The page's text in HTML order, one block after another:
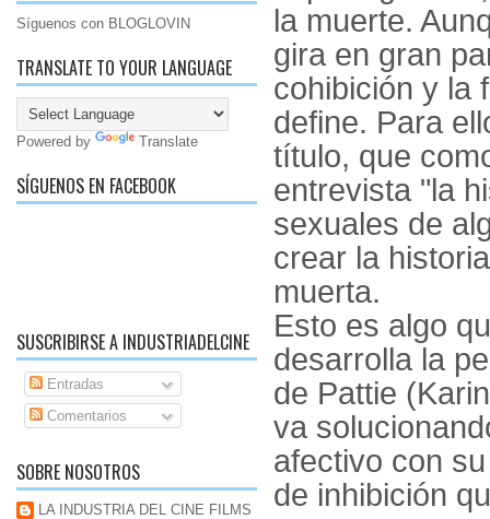
Síguenos con BLOGLOVIN
TRANSLATE TO YOUR LANGUAGE
Powered by Translate
SÍGUENOS EN FACEBOOK
SUSCRIBIRSE A INDUSTRIADELCINE
Entradas
Comentarios
SOBRE NOSOTROS
LA INDUSTRIA DEL CINE FILMS
la muerte.
gira en gran
cohibición y la
define. Para
título, que
entrevista "la
sexuales de
crear la
muerta.
Esto es algo
desarrolla la
de Pattie
va
afectivo con
de inhibición